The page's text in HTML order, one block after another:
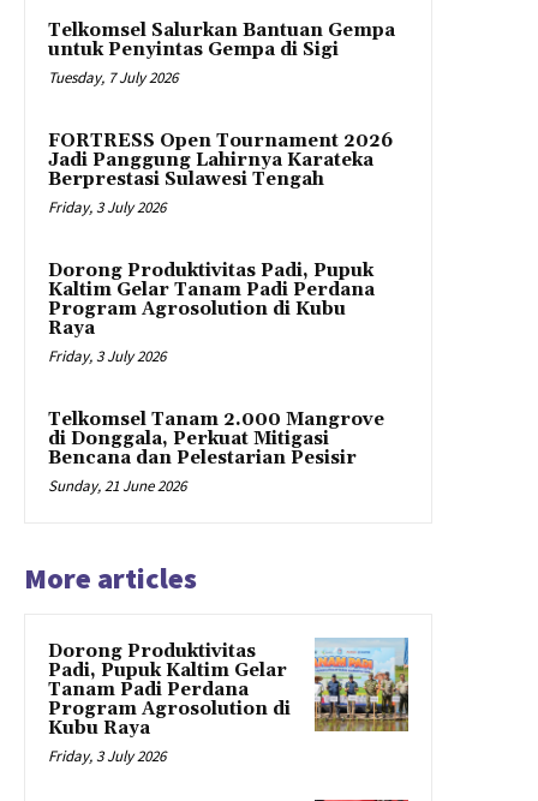
Telkomsel Salurkan Bantuan Gempa
untuk Penyintas Gempa di Sigi
Tuesday, 7 July 2026
FORTRESS Open Tournament 2026
Jadi Panggung Lahirnya Karateka
Berprestasi Sulawesi Tengah
Friday, 3 July 2026
Dorong Produktivitas Padi, Pupuk
Kaltim Gelar Tanam Padi Perdana
Program Agrosolution di Kubu
Raya
Friday, 3 July 2026
Telkomsel Tanam 2.000 Mangrove
di Donggala, Perkuat Mitigasi
Bencana dan Pelestarian Pesisir
Sunday, 21 June 2026
More articles
Dorong Produktivitas
Padi, Pupuk Kaltim Gelar
Tanam Padi Perdana
Program Agrosolution di
Kubu Raya
Friday, 3 July 2026